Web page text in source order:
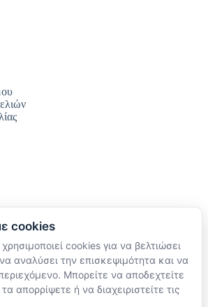
cookies
cookies για να βελτιώσει
αναλύσει την επισκεψιμότητα και να
Μπορείτε να αποδεχτείτε
απορρίψετε ή να διαχειριστείτε τις